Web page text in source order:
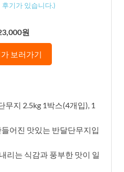
후기가 있습니다.)
원
보러가기
무지 2.5kg 1박스(4개입), 1
어진 맛있는 반달단무지입
리는 식감과 풍부한 맛이 일